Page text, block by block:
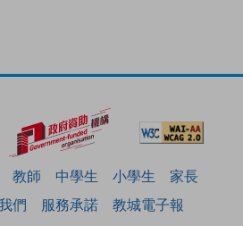
教師 中學生 小學生
家長
們 服務承諾 教城電子報